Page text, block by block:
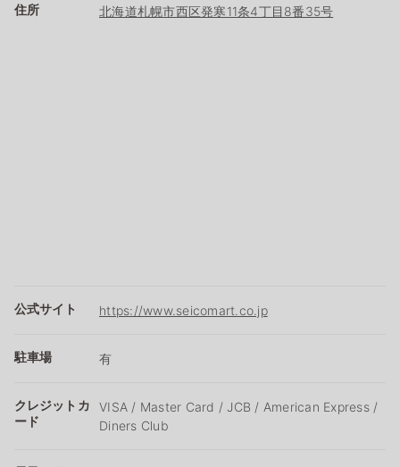
住所 北海道札幌市西区発寒11条4丁目8番35号
公式サイト https://www.seicomart.co.jp
駐車場 有
クレジットカ
ード
VISA / Master Card / JCB / American Express /
Diners Club